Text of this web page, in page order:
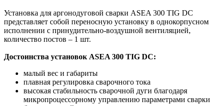
Установка для аргонодуговой сварки ASEA 300 TIG DC
представляет собой переносную установку в однокорпусном
исполнении с принудительно-воздушной вентиляцией,
количество постов – 1 шт.
Достоинства установок ASEA 300 TIG DC:
малый вес и габариты
плавная регулировка сварочного тока
высокая стабильность сварочной дуги благодаря
микропроцессорному управлению параметрами сварки